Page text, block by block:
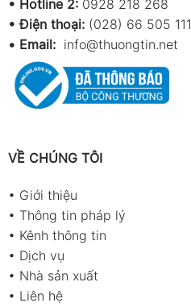
• Hotline 2: 0928 218 268
• Điện thoại: (028) 66 505 111
• Email: info@thuongtin.net
VỀ CHÚNG TÔI
• Giới thiệu
• Thông tin pháp lý
• Kênh thông tin
• Dịch vụ
• Nhà sản xuất
• Liên hệ